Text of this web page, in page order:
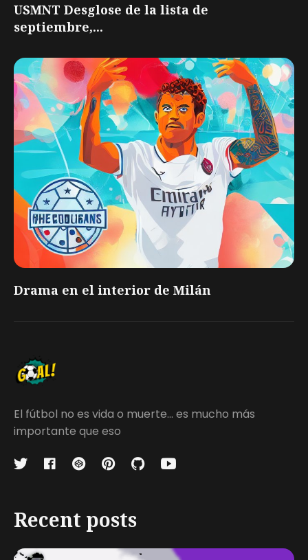
USMNT Desglose de la lista de
septiembre,...
Drama en el interior de Milán
El fútbol no es vida o muerte... es mucho más
importante que eso
Recent posts